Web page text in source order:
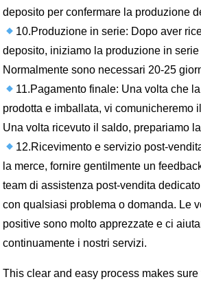
deposito per confermare la produzione
10.Produzione in serie: Dopo aver
deposito, iniziamo la produzione in
Normalmente sono necessari 20-25
11.Pagamento finale: Una volta che
prodotta e imballata, vi comunicheremo
Una volta ricevuto il saldo, prepariamo
12.Ricevimento e servizio post-
la merce, fornire gentilmente un
team di assistenza post-vendita
con qualsiasi problema o domanda. Le
positive sono molto apprezzate e ci
continuamente i nostri servizi.
This clear and easy process makes